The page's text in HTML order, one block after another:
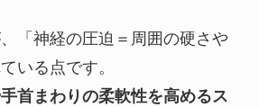
「神経の圧迫＝周囲の硬さや
いる点です。
首まわりの柔軟性を高めるス